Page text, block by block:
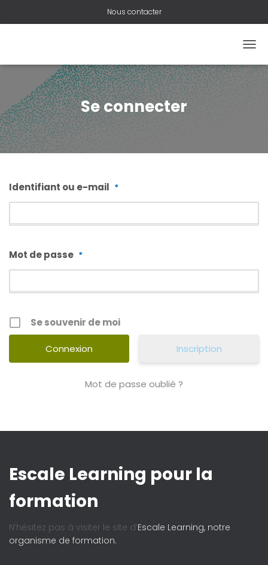
Nous contacter
Se connecter
Identifiant ou e-mail *
Mot de passe *
Se souvenir de moi
Inscription
Mot de passe oublié ?
Escale Learning pour la
formation
N’hésitez pas à visiter le site d’Escale Learning, notre
organisme de formation.